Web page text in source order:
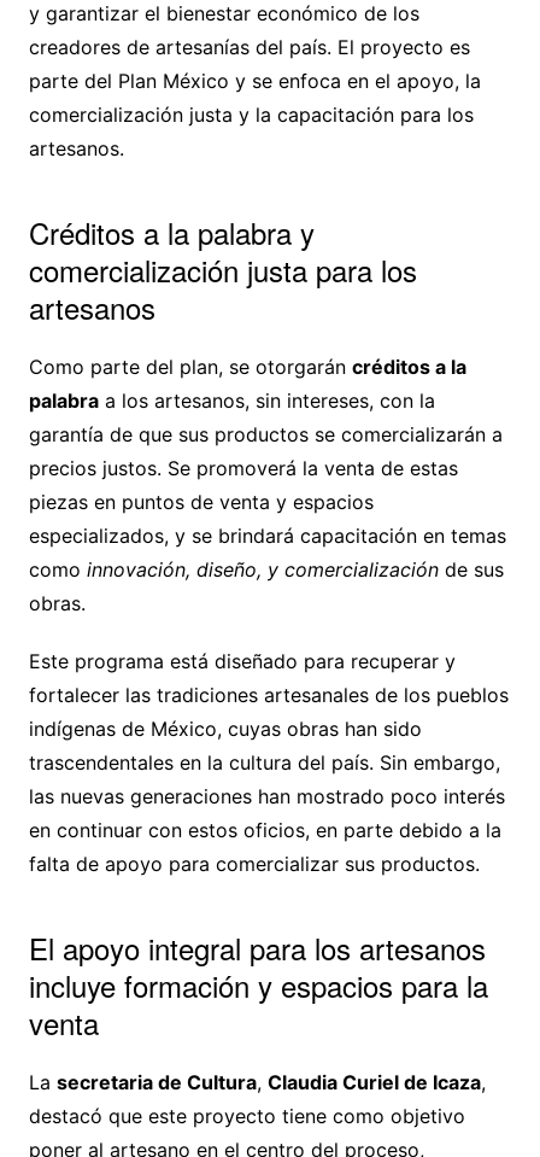
y garantizar el bienestar económico de los
creadores de artesanías del país. El proyecto es
parte del Plan México y se enfoca en el apoyo, la
comercialización justa y la capacitación para los
artesanos.
Créditos a la palabra y
comercialización justa para los
artesanos
Como parte del plan, se otorgarán créditos a la
palabraa los artesanos, sin intereses, con la
garantía de que sus productos se comercializarán a
precios justos. Se promoverá la venta de estas
piezas en puntos de venta y espacios
especializados, y se brindará capacitación en temas
como innovación, diseño, y comercializaciónde sus
obras.
Este programa está diseñado para recuperar y
fortalecer las tradiciones artesanales de los pueblos
indígenas de México, cuyas obras han sido
trascendentales en la cultura del país. Sin embargo,
las nuevas generaciones han mostrado poco interés
en continuar con estos oficios, en parte debido a la
falta de apoyo para comercializar sus productos.
El apoyo integral para los artesanos
incluye formación y espacios para la
venta
La secretaria de Cultura, Claudia Curiel de Icaza,
destacó que este proyecto tiene como objetivo
poner al artesano en el centro del proceso,